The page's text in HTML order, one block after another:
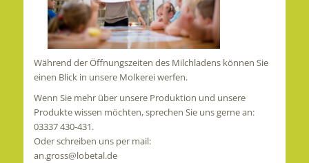
Während der Öffnungszeiten des Milchladens können Sie
einen Blick in unsere Molkerei werfen.
Wenn Sie mehr über unsere Produktion und unsere
Produkte wissen möchten, sprechen Sie uns gerne an:
03337 430-431.
Oder schreiben uns per mail:
an.gross@lobetal.de